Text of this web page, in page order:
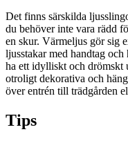
Det finns särskilda
du behöver inte vara rädd
en skur. Värmeljus gör sig
ljusstakar med handtag
ha ett idylliskt och drömskt
otroligt dekorativa och
över entrén till trädgården
Tips